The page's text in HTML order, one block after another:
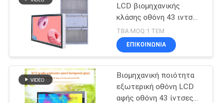
Αναγνώσιμο LCD
όργανο ελέγχου
φωτός του ήλιου
LCD βιομηχανικής
κλάσης οθόνη 43 ιντσών
υψηλής φωτεινότητας
με οπτική σύνδεση,
τοποθετημένη στον
TBA MOQ:1 ΤΕΜ
ΕΠΙΚΟΙΝΩΝΙΑ
Βιομηχανική ποιότητα
εξωτερική οθόνη LCD
αφής οθόνη 43 ίντσες